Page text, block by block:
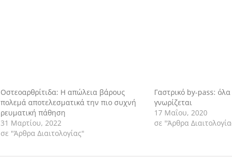
Οστεοαρθρίτιδα: Η απώλεια βάρους
πολεμά αποτελεσματικά την πιο συχνή
ρευματική πάθηση
31 Μαρτίου, 2022
σε "Άρθρα Διαιτολογίας"
Γαστρικό by-pass:
γνωρίζεται
17 Μαΐου, 2020
σε "Άρθρα